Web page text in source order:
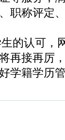
职称评定
的认可，
再接再厉
学籍学历